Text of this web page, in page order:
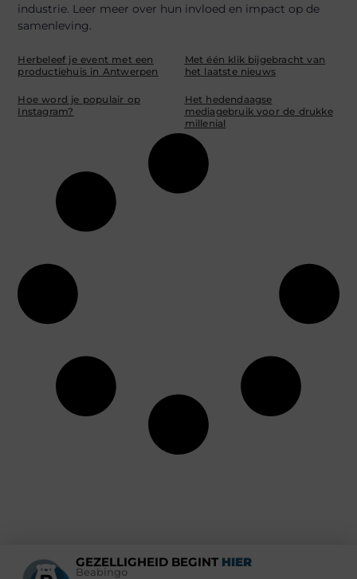
industrie. Leer meer over hun invloed en impact op de
samenleving.
Herbeleef je event met een
productiehuis in Antwerpen
Met één klik bijgebracht van
het laatste nieuws
Hoe word je populair op
Instagram?
Het hedendaagse
mediagebruik voor de drukke
millenial
GEZELLIGHEID BEGINT HIER
Beabingo